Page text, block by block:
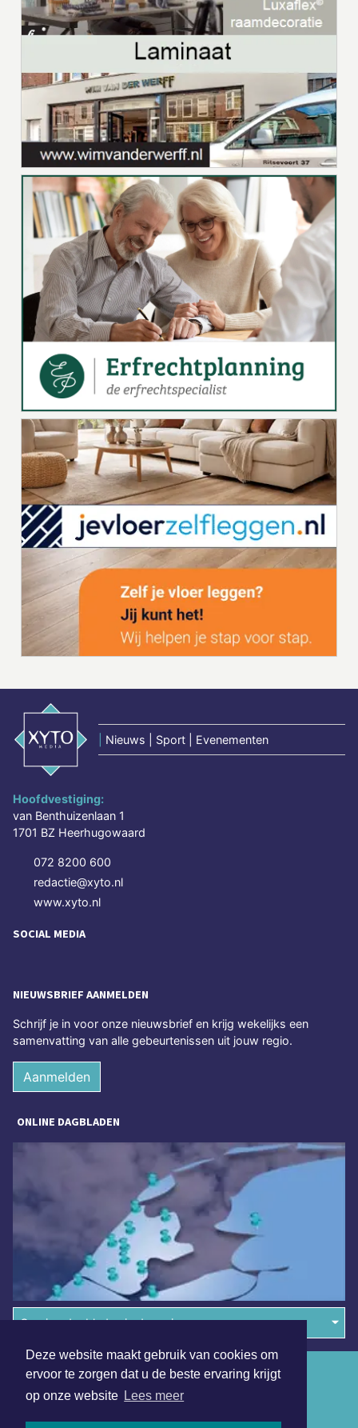
Deze website maakt gebruik van cookies om
ervoor te zorgen dat u de beste ervaring krijgt
op onze website Lees meer
Nieuws | Sport | Evenementen
Hoofdvestiging:
van Benthuizenlaan 1
1701 BZ Heerhugowaard
072 8200 600
redactie@xyto.nl
www.xyto.nl
SOCIAL MEDIA
NIEUWSBRIEF AANMELDEN
Schrijf je in voor onze nieuwsbrief en krijg wekelijks een
samenvatting van alle gebeurtenissen uit jouw regio.
Aanmelden
ONLINE DAGBLADEN
Overige dagbladen in de regio
Algemene voorwaarden
Disclaimer